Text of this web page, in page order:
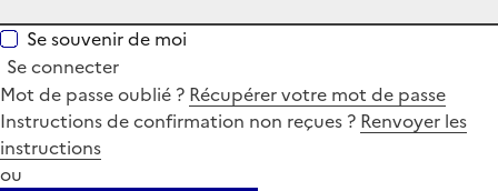
Se souvenir de moi
Se connecter
Mot de passe oublié ? Récupérer votre mot de passe
Instructions de confirmation non reçues ? Renvoyer les
instructions
ou